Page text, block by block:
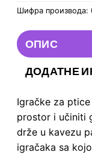
Шифра производа:
ОПИС
ДОДАТНЕ
Igračke za
prostor i učiniti
drže u kavezu
igračaka sa